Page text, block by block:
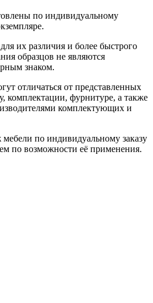
по индивидуальному
их различия и более быстрого
образцов не являются
знаком.
отличаться от представленных
комплектации, фурнитуре, а также
комплектующих и
по индивидуальному заказу
по возможности её применения.